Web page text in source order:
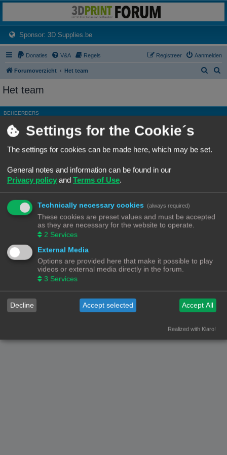
Het 3D print forum van de Benelux na de sluiting van 3dprintforum.nl
Sponsor: 3D Supplies.be(Opens a new tab)
Donaties V&A Regels Aanmelden
Registreer
Forumoverzicht Het team
k
k
Het team
BEHEERDERS
Rang, Gebruikersnaam Site Admin Ch3vr0n
Moderator
Alle forums
ALGEMENE MODERATORS
Geen leden gevonden met deze zoekcriteria.
Ga naar
Forumoverzicht
© Copyright
! - 3dprintforum.eu
Alle Rechten Voorbehouden
Privacy|Gebruikersvoorwaarden
Settings for the Cookie´s
The settings for cookies can be made here, which may be set.
General notes and information can be found in our
Privacy policy and Terms of Use.
Technically necessary cookies (always required)
These cookies are preset values and must be accepted
as they are necessary for the website to operate.
2 Services
External Media
Options are provided here that make it possible to play
videos or external media directly in the forum.
3 Services
Decline Accept selected Accept All
Realized with Klaro!